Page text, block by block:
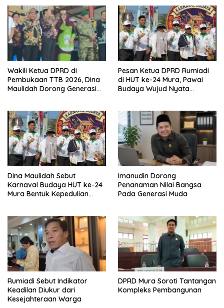
Wakili Ketua DPRD di
Pembukaan TTB 2026, Dina
Maulidah Dorong Generasi
Pesan Ketua DPRD Rumiadi
di HUT ke-24 Mura, Pawai
Budaya Wujud Nyata
Dina Maulidah Sebut
Karnaval Budaya HUT ke-24
Mura Bentuk Kepedulian
Imanudin Dorong
Penanaman Nilai Bangsa
Pada Generasi Muda
Rumiadi Sebut Indikator
Keadilan Diukur dari
Kesejahteraan Warga
DPRD Mura Soroti Tantangan
Kompleks Pembangunan